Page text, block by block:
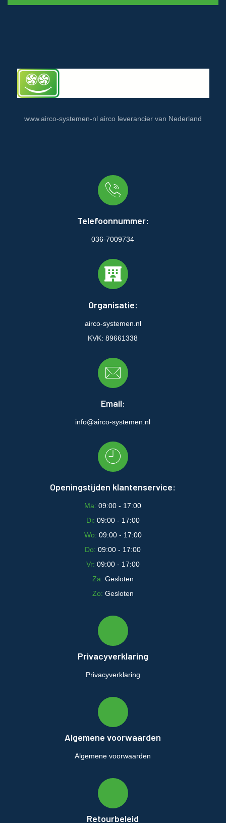
www.airco-systemen-nl airco leverancier van Nederland
Telefoonnummer:
036-7009734
Organisatie:
airco-systemen.nl
KVK: 89661338
Email:
info@airco-systemen.nl
Openingstijden klantenservice:
Ma:09:00 - 17:00
Di: 09:00 - 17:00
Wo: 09:00 - 17:00
Do:09:00 - 17:00
Vr: 09:00 - 17:00
Za: Gesloten
Zo: Gesloten
Privacyverklaring
Privacyverklaring
Algemene voorwaarden
Algemene voorwaarden
Retourbeleid